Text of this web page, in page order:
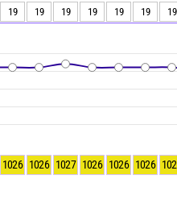
19 19 19 19 19 19 19
1026 1026 1027 1026 1026 1026